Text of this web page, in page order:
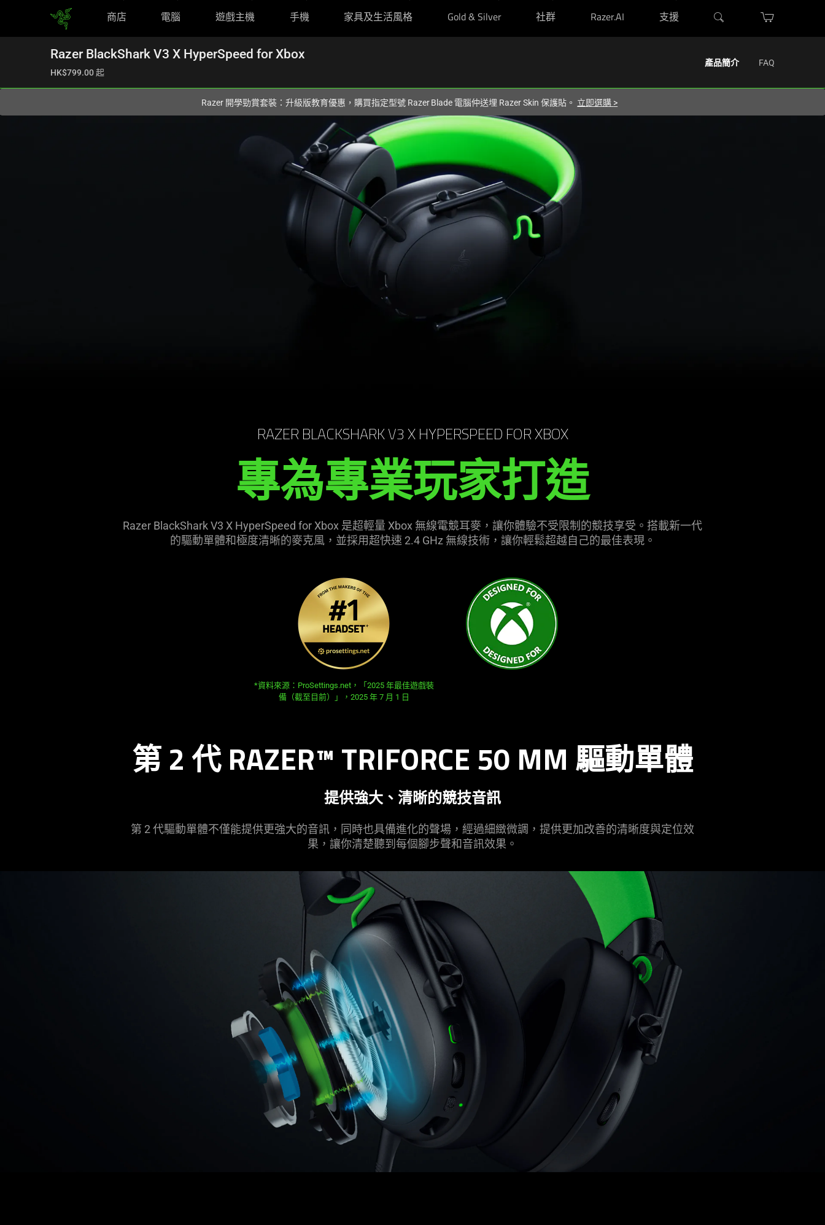
商店 電腦 遊戲主機 手機 家具及生活風格 Gold & Silver 社群 Razer.AI 支援
Razer 開學勁賞套裝：升級版教育優惠，購買指定型號 Razer Blade 電腦仲送埋 Razer Skin 保護貼。 立即選購 >
Razer BlackShark V3 X HyperSpeed for Xbox
HK$799.00起
產品簡介 FAQ
RAZER BLACKSHARK V3 X HYPERSPEED FOR XBOX
專為專業玩家打造
Razer BlackShark V3 X HyperSpeed for Xbox 是超輕量 Xbox 無線電競耳麥，讓你體驗不受限制的競技享受。搭載新一代
的驅動單體和極度清晰的麥克風，並採用超快速 2.4 GHz 無線技術，讓你輕鬆超越自己的最佳表現。
*資料來源：ProSettings.net，「2025 年最佳遊戲裝
備（截至目前）」，2025 年 7 月 1 日
第 2 代 RAZER™ TRIFORCE 50 MM 驅動單體
提供強大、清晰的競技音訊
第 2 代驅動單體不僅能提供更強大的音訊，同時也具備進化的聲場，經過細緻微調，提供更加改善的清晰度與定位效
果，讓你清楚聽到每個腳步聲和音訊效果 。